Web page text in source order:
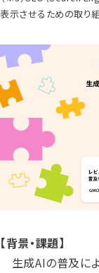
表示させるための取り組
【背景・課題】
生成AIの普及に